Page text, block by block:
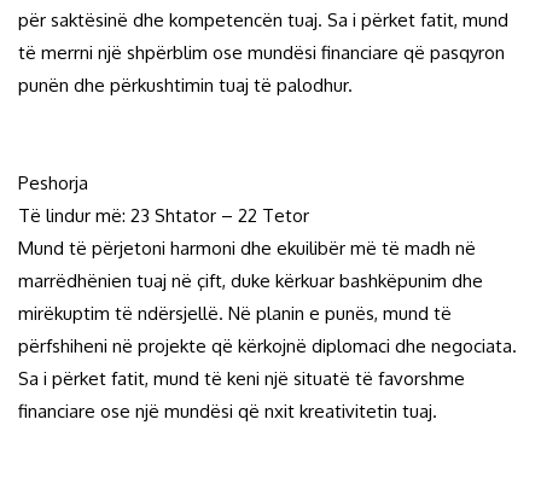
për saktësinë dhe kompetencën tuaj. Sa i përket fatit, mund
të merrni një shpërblim ose mundësi financiare që pasqyron
punën dhe përkushtimin tuaj të palodhur.
Peshorja
Të lindur më: 23 Shtator – 22 Tetor
Mund të përjetoni harmoni dhe ekuilibër më të madh në
marrëdhënien tuaj në çift, duke kërkuar bashkëpunim dhe
mirëkuptim të ndërsjellë. Në planin e punës, mund të
përfshiheni në projekte që kërkojnë diplomaci dhe negociata.
Sa i përket fatit, mund të keni një situatë të favorshme
financiare ose një mundësi që nxit kreativitetin tuaj.